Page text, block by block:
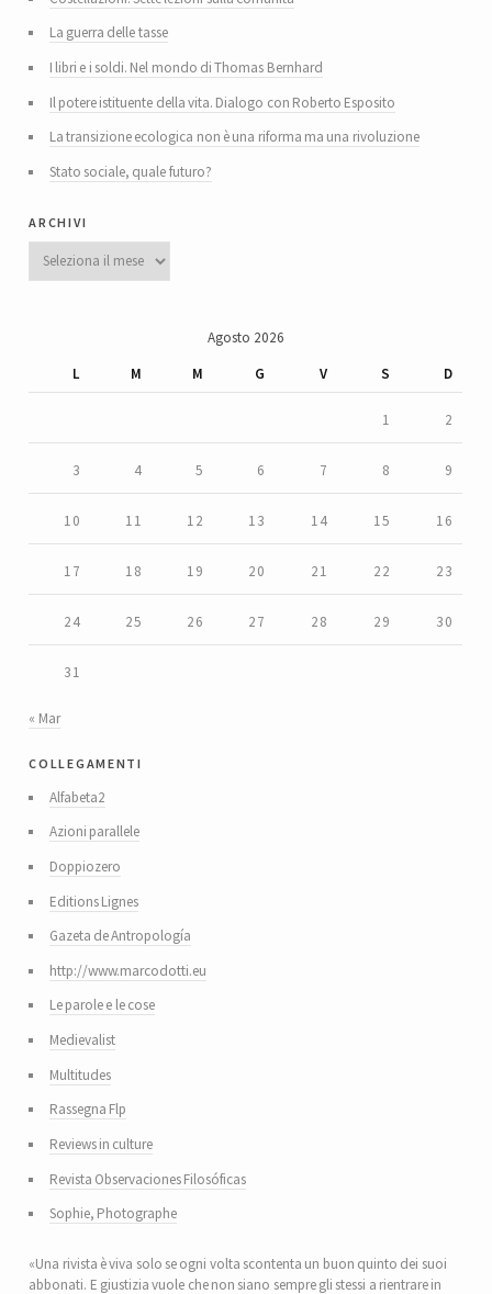
La guerra delle tasse
I libri e i soldi. Nel mondo di Thomas Bernhard
Il potere istituente della vita. Dialogo con Roberto Esposito
La transizione ecologica non è una riforma ma una rivoluzione
Stato sociale, quale futuro?
archivi
Archivi
Agosto 2026
L
M M G V S D
1 2
3 4 5 6 7 8 9
10 11 12 13 14 15 16
17 18 19 20 21 22 23
24 25 26 27 28 29 30
31
« Mar
collegamenti
Alfabeta2
Azioni parallele
Doppiozero
Editions Lignes
Gazeta de Antropología
http://www.marcodotti.eu
Le parole e le cose
Medievalist
Multitudes
Rassegna Flp
Reviews in culture
Revista Observaciones Filosóficas
Sophie, Photographe
«Una rivista è viva solo se ogni volta scontenta un buon quinto dei suoi
abbonati. E giustizia vuole che non siano sempre gli stessi a rientrare in